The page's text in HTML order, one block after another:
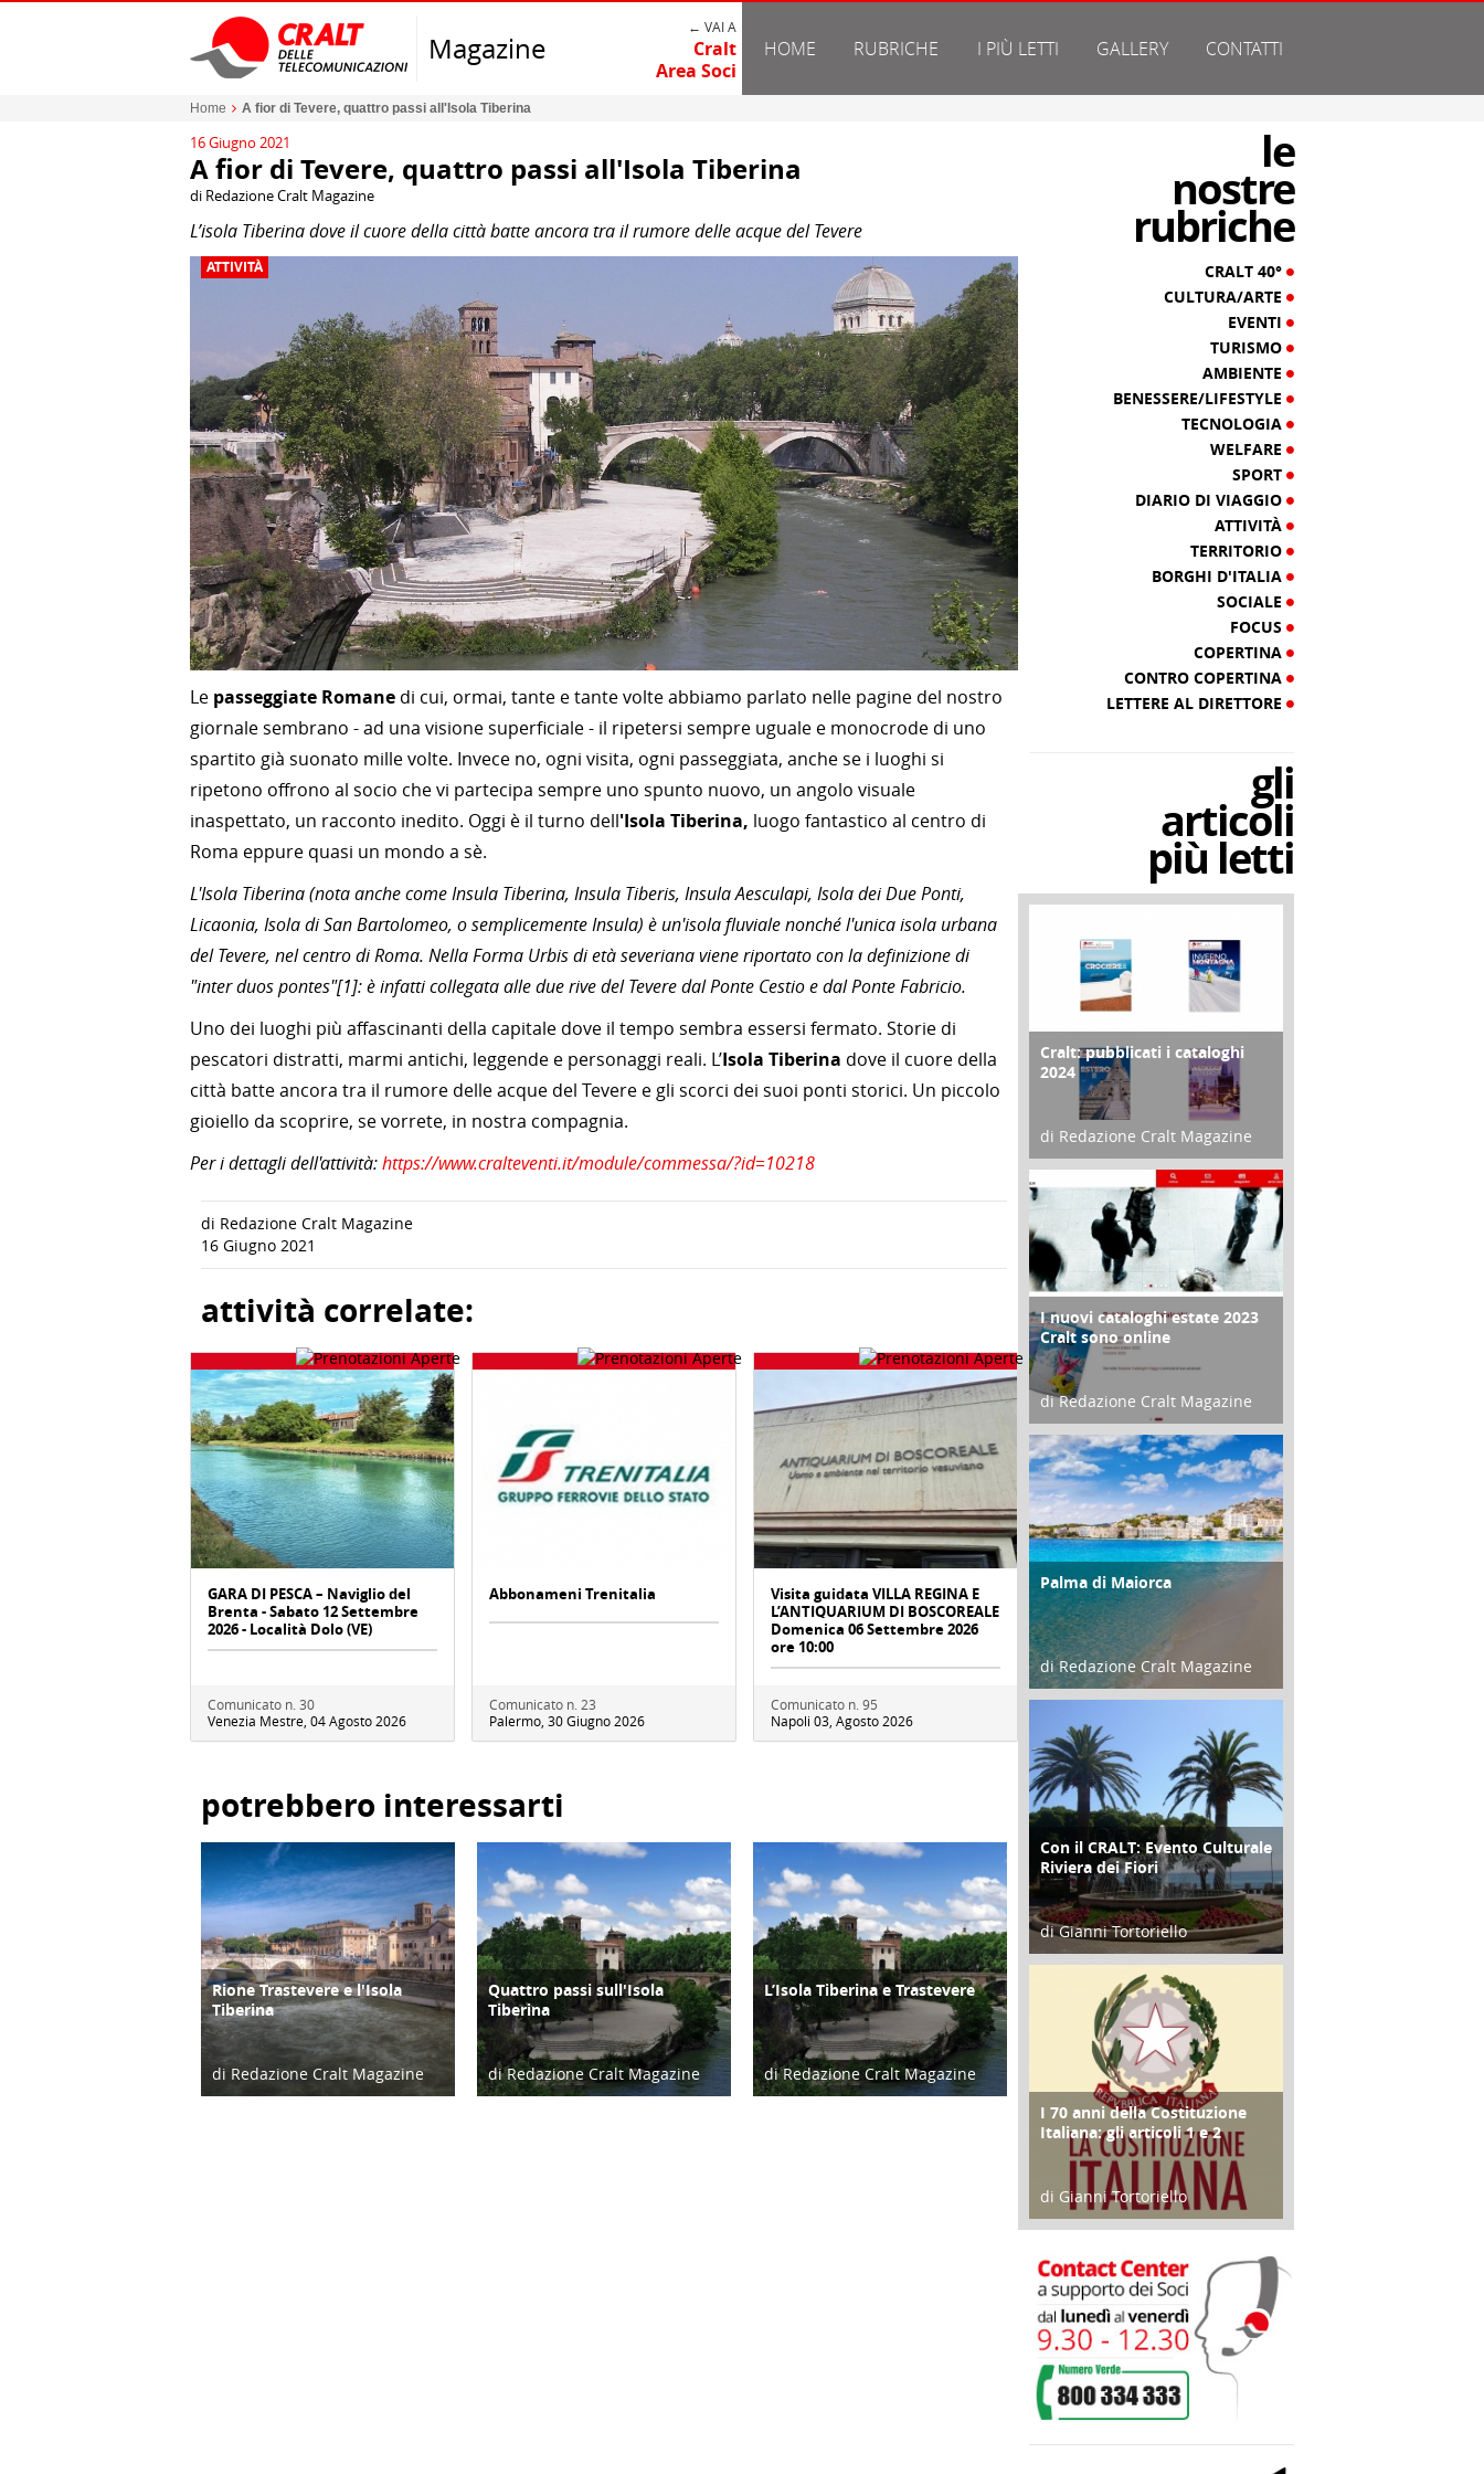
Magazine
← VAI A
Cralt
Area Soci
HOME RUBRICHE I PIÙ LETTI GALLERY CONTATTI
Home A fior di Tevere, quattro passi all'Isola Tiberina
16 Giugno 2021
A fior di Tevere, quattro passi all'Isola Tiberina
di Redazione Cralt Magazine
L’isola Tiberina dove il cuore della città batte ancora tra il rumore delle acque del Tevere
ATTIVITÀ
Le passeggiate Romane di cui, ormai, tante e tante volte abbiamo parlato nelle pagine del nostro
giornale sembrano - ad una visione superficiale - il ripetersi sempre uguale e monocrode di uno
spartito già suonato mille volte. Invece no, ogni visita, ogni passeggiata, anche se i luoghi si
ripetono offrono al socio che vi partecipa sempre uno spunto nuovo, un angolo visuale
inaspettato, un racconto inedito. Oggi è il turno dell'Isola Tiberina, luogo fantastico al centro di
Roma eppure quasi un mondo a sè.
L'Isola Tiberina (nota anche come Insula Tiberina, Insula Tiberis, Insula Aesculapi, Isola dei Due Ponti,
Licaonia, Isola di San Bartolomeo, o semplicemente Insula) è un'isola fluviale nonché l'unica isola urbana
del Tevere, nel centro di Roma. Nella Forma Urbis di età severiana viene riportato con la definizione di
"inter duos pontes"[1]: è infatti collegata alle due rive del Tevere dal Ponte Cestio e dal Ponte Fabricio.
Uno dei luoghi più affascinanti della capitale dove il tempo sembra essersi fermato. Storie di
pescatori distratti, marmi antichi, leggende e personaggi reali. L’Isola Tiberina dove il cuore della
città batte ancora tra il rumore delle acque del Tevere e gli scorci dei suoi ponti storici. Un piccolo
gioiello da scoprire, se vorrete, in nostra compagnia.
Per i dettagli dell'attività:https://www.cralteventi.it/module/commessa/?id=10218
di Redazione Cralt Magazine
16 Giugno 2021
attività correlate:
GARA DI PESCA – Naviglio del
Brenta - Sabato 12 Settembre
2026 - Località Dolo (VE)
Comunicato n. 30
Venezia Mestre, 04 Agosto 2026
Abbonameni Trenitalia
Comunicato n. 23
Palermo, 30 Giugno 2026
Visita guidata VILLA REGINA E
L’ANTIQUARIUM DI BOSCOREALE
Domenica 06 Settembre 2026
ore 10:00
Comunicato n. 95
Napoli 03, Agosto 2026
potrebbero interessarti
CULTURA/ARTE
Rione Trastevere e l'Isola
Tiberina
di Redazione Cralt Magazine
ATTIVITÀ
Quattro passi sull'Isola
Tiberina
di Redazione Cralt Magazine
ATTIVITÀ
L’Isola Tiberina e Trastevere
di Redazione Cralt Magazine
le
nostre
rubriche
CRALT 40°
CULTURA/ARTE
EVENTI
TURISMO
AMBIENTE
BENESSERE/LIFESTYLE
TECNOLOGIA
WELFARE
SPORT
DIARIO DI VIAGGIO
ATTIVITÀ
TERRITORIO
BORGHI D'ITALIA
SOCIALE
FOCUS
COPERTINA
CONTRO COPERTINA
LETTERE AL DIRETTORE
gli
articoli
più letti
COPERTINA
Cralt: pubblicati i cataloghi
2024
di Redazione Cralt Magazine
21 Novembre 2023
CONTRO COPERTINA
I nuovi cataloghi estate 2023
Cralt sono online
di Redazione Cralt Magazine
07 Marzo 2023
ATTIVITÀ
Palma di Maiorca
di Redazione Cralt Magazine
25 Giugno 2016
ATTIVITÀ
Con il CRALT: Evento Culturale
Riviera dei Fiori
di Gianni Tortoriello
16 Febbraio 2018
FOCUS
I 70 anni della Costituzione
Italiana: gli articoli 1 e 2
di Gianni Tortoriello
17 Marzo 2018